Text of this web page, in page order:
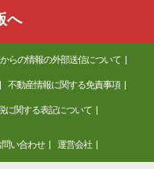
へ
らの情報の外部送信について
不動産情報に関する免責事項
に関する表記について
問い合わせ 運営会社